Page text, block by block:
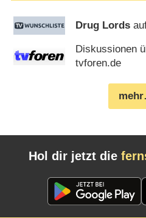
Drug Lords
Diskussionen
tvforen.de
Hol dir jetzt die